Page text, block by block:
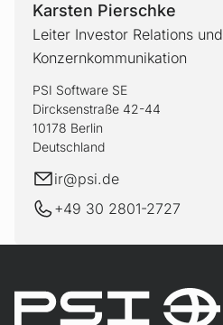
Karsten Pierschke
Leiter Investor Relations und
Konzernkommunikation
PSI Software SE
Dircksenstraße 42-44
10178 Berlin
Deutschland
E-Mail
ir@psi.de
+49 30 2801-2727